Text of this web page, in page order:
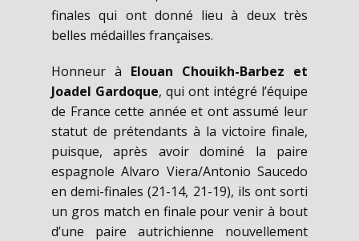
finales qui ont donné lieu à deux très
belles médailles françaises.
Honneur à Elouan Chouikh-Barbez et
Joadel Gardoque, qui ont intégré l’équipe
de France cette année et ont assumé leur
statut de prétendants à la victoire finale,
puisque, après avoir dominé la paire
espagnole Alvaro Viera/Antonio Saucedo
en demi-finales (21-14, 21-19), ils ont sorti
un gros match en finale pour venir à bout
d’une paire autrichienne nouvellement